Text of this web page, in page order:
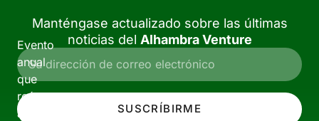
Evento
anual
que
reúne
a
Manténgase actualizado sobre las últimas
noticias del Alhambra Venture
SUSCRÍBIRME